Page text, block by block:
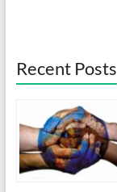
Recent Posts